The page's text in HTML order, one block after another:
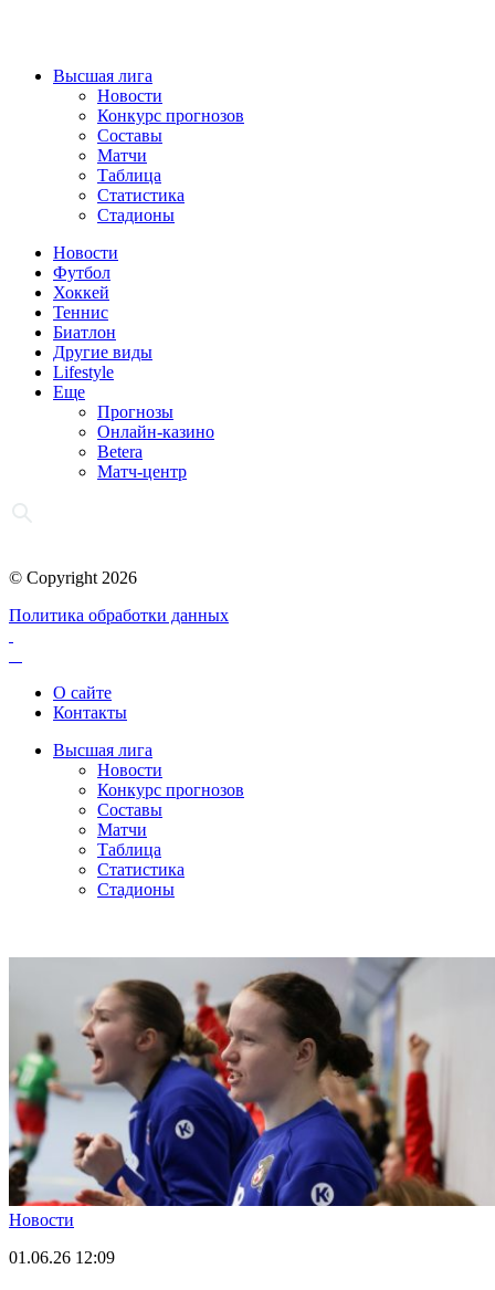
Высшая лига
Новости
Конкурс прогнозов
Составы
Матчи
Таблица
Статистика
Стадионы
Новости
Футбол
Хоккей
Теннис
Биатлон
Другие виды
Lifestyle
Еще
Прогнозы
Онлайн-казино
Betera
Матч-центр
© Copyright 2026
Политика обработки данных
О сайте
Контакты
Высшая лига
Новости
Конкурс прогнозов
Составы
Матчи
Таблица
Статистика
Стадионы
Новости
01.06.26 12:09